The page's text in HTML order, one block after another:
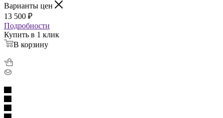
Варианты цен
13 500 ₽
Подробности
Купить в 1 клик
В корзину